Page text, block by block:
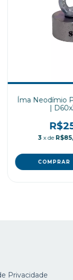
Íma Neodímio
|
3 x de
Privacidade